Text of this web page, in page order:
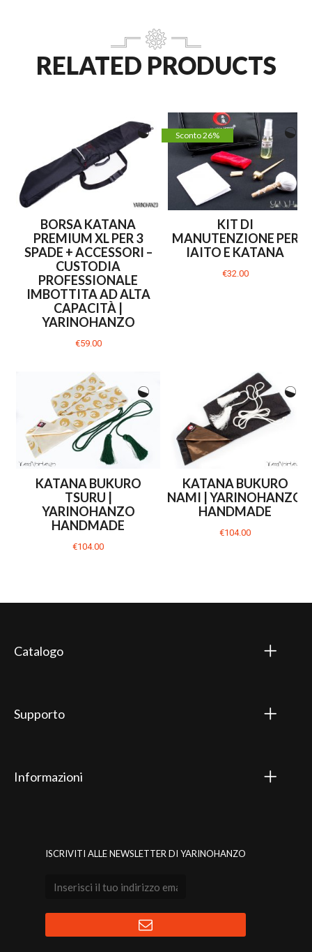
RELATED PRODUCTS
BORSA KATANA
PREMIUM XL PER 3
SPADE + ACCESSORI –
CUSTODIA
PROFESSIONALE
IMBOTTITA AD ALTA
CAPACITÀ |
YARINOHANZO
€59.00
Sconto 26%
KIT DI
MANUTENZIONE PER
IAITO E KATANA
€32.00
KATANA BUKURO
TSURU |
YARINOHANZO
HANDMADE
€104.00
KATANA BUKURO
NAMI | YARINOHANZO
HANDMADE
€104.00
Catalogo
Supporto
Informazioni
ISCRIVITI ALLE NEWSLETTER DI YARINOHANZO